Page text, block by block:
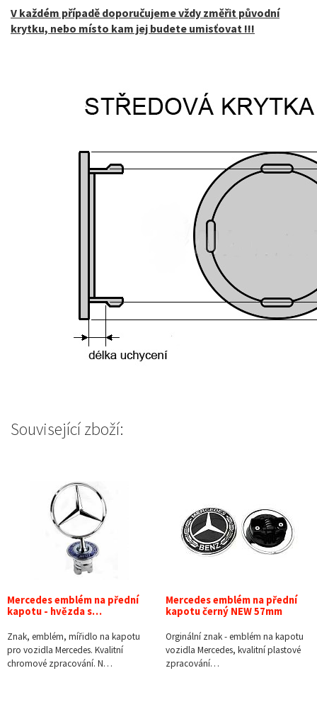
V každém případě doporučujeme vždy změřit původní
krytku, nebo místo kam jej budete umisťovat !!!
Související zboží:
Mercedes emblém na přední
kapotu - hvězda s…
Znak, emblém, mířidlo na kapotu
pro vozidla Mercedes. Kvalitní
chromové zpracování. N…
Mercedes emblém na přední
kapotu černý NEW 57mm
Orginální znak - emblém na kapotu
vozidla Mercedes, kvalitní plastové
zpracování…